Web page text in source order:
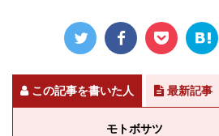
この記事を書いた人 最新記事
モトボサツ